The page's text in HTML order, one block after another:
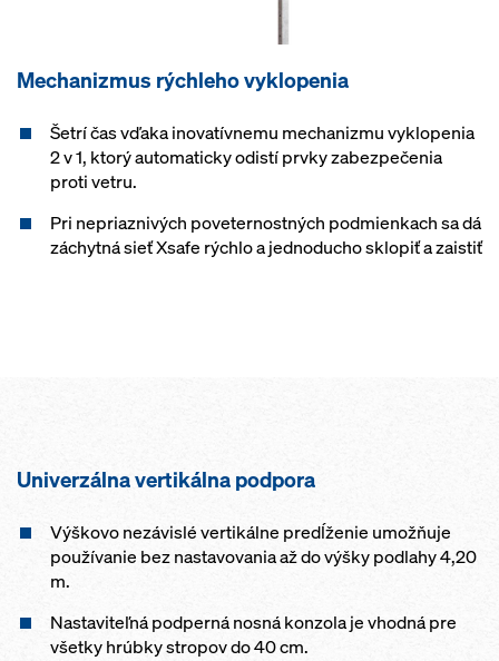
Mechanizmus rýchleho vyklopenia
Šetrí čas vďaka inovatívnemu mechanizmu vyklopenia
2 v 1, ktorý automaticky odistí prvky zabezpečenia
proti vetru.
Pri nepriaznivých poveternostných podmienkach sa dá
záchytná sieť Xsafe rýchlo a jednoducho sklopiť a zaistiť
Univerzálna vertikálna podpora
Výškovo nezávislé vertikálne predĺženie umožňuje
používanie bez nastavovania až do výšky podlahy 4,20
m.
Nastaviteľná podperná nosná konzola je vhodná pre
všetky hrúbky stropov do 40 cm.